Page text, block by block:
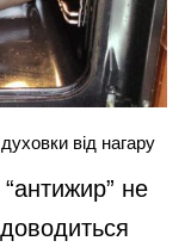
від нагару
не